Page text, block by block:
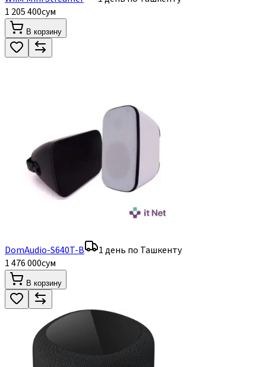
1 205 400сум
В корзину
DomAudio-S640T-B
1 день по Ташкенту
1 476 000сум
В корзину